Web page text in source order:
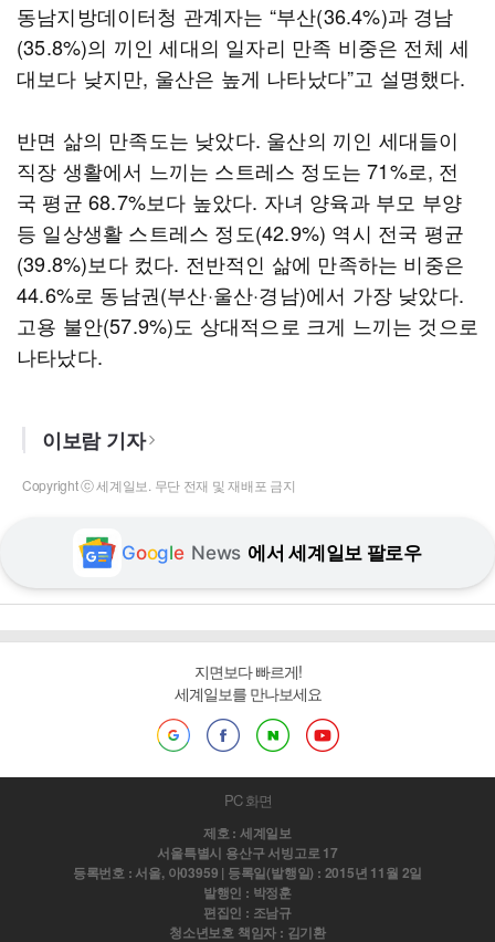
동남지방데이터청 관계자는 “부산(36.4%)과 경남
(35.8%)의 끼인 세대의 일자리 만족 비중은 전체 세
대보다 낮지만, 울산은 높게 나타났다”고 설명했다.
반면 삶의 만족도는 낮았다. 울산의 끼인 세대들이
직장 생활에서 느끼는 스트레스 정도는 71%로, 전
국 평균 68.7%보다 높았다. 자녀 양육과 부모 부양
등 일상생활 스트레스 정도(42.9%) 역시 전국 평균
(39.8%)보다 컸다. 전반적인 삶에 만족하는 비중은
44.6%로 동남권(부산·울산·경남)에서 가장 낮았다.
고용 불안(57.9%)도 상대적으로 크게 느끼는 것으로
나타났다.
이보람 기자
Copyright ⓒ 세계일보. 무단 전재 및 재배포 금지
Google News 에서 세계일보 팔로우
지면보다 빠르게!
세계일보를 만나보세요
PC 화면
제호 : 세계일보
서울특별시 용산구 서빙고로 17
등록번호 : 서울, 아03959 | 등록일(발행일) : 2015년 11월 2일
발행인 : 박정훈
편집인 : 조남규
청소년보호 책임자 : 김기환